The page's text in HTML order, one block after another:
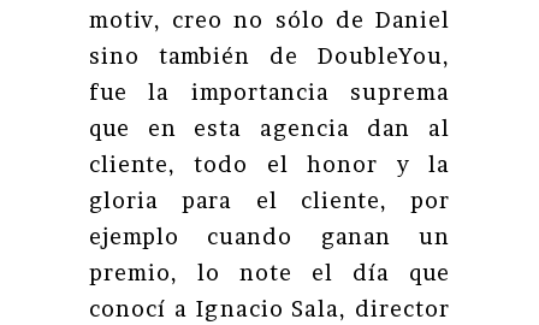
motiv, creo no sólo de Daniel
sino también de DoubleYou,
fue la importancia suprema
que en esta agencia dan al
cliente, todo el honor y la
gloria para el cliente, por
ejemplo cuando ganan un
premio, lo note el día que
conocí a Ignacio Sala, director